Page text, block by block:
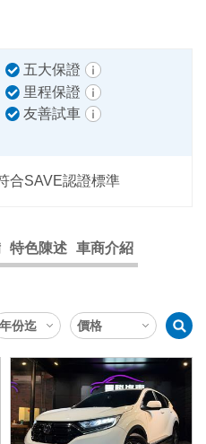
五大保證
里程保證
友善試車
合SAVE認證標準
特色陳述 車商介紹